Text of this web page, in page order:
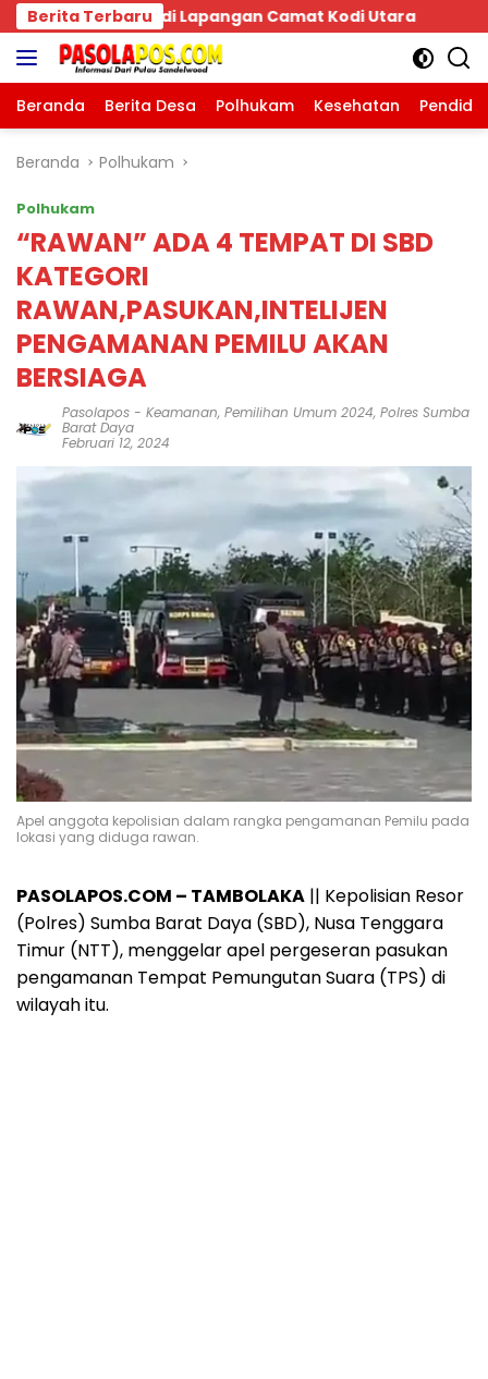
Langsung
ke
konten
Berita Terbaru
Utara
Beranda Berita Desa Polhukam Kesehatan
Beranda Polhukam
Polhukam
“RAWAN” ADA 4 TEMPAT DI SBD
KATEGORI
RAWAN,PASUKAN,INTELIJEN
PENGAMANAN PEMILU AKAN
BERSIAGA
Pasolapos - Keamanan, Pemilihan Umum 2024, Polres Sumba
Barat Daya
Februari 12, 2024
Apel anggota kepolisian dalam rangka pengamanan Pemilu pada
lokasi yang diduga rawan.
PASOLAPOS.COM – TAMBOLAKA || Kepolisian Resor
(Polres) Sumba Barat Daya (SBD), Nusa Tenggara
Timur (NTT), menggelar apel pergeseran pasukan
pengamanan Tempat Pemungutan Suara (TPS) di
wilayah itu.